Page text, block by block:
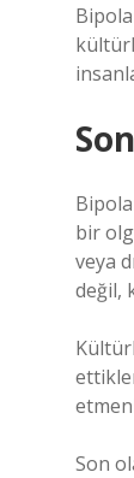
bir
veya
değil,
Son